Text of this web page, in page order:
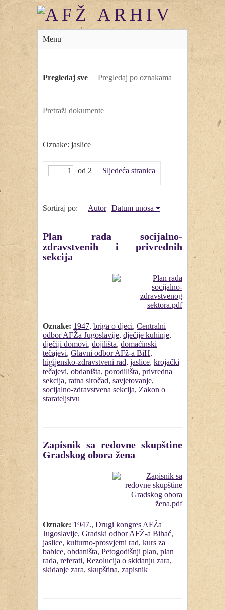
Menu
Pregledaj sve Pregledaj po oznakama
Pretraži dokumente
Oznake: jaslice
od 2 Sljedeća stranica
Sortiraj po: Autor Datum unosa
Plan rada socijalno-
zdravstvenih i privrednih
sekcija
Oznake: 1947, briga o djeci, Centralni
odbor AFŽa Jugoslavije, dječije kuhinje,
dječiji domovi, dojilišta, domaćinski
tečajevi, Glavni odbor AFž-a BiH,
higijensko-zdravstveni rad, jaslice, krojački
tečajevi, obdaništa, porodilišta, privredna
sekcija, ratna siročad, savjetovanje,
socijalno-zdravstvena sekcija, Zakon o
starateljstvu
Zapisnik sa redovne skupštine
Gradskog obora žena
Oznake: 1947., Drugi kongres AFŽa
Jugoslavije, Gradski odbor AFŽ-a Bihać,
jaslice, kulturno-prosvjetni rad, kurs za
babice, obdaništa, Petogodišnji plan, plan
rada, referati, Rezolucija o skidanju zara,
skidanje zara, skupština, zapisnik